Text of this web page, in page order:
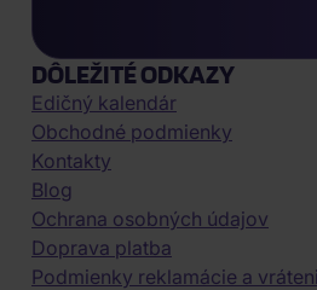
DÔLEŽITÉ ODKAZY
Edičný kalendár
Obchodné podmienky
Kontakty
Blog
Ochrana osobných údajov
Doprava platba
Podmienky reklamácie a